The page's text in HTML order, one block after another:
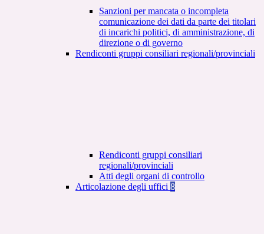
Sanzioni per mancata o incompleta
comunicazione dei dati da parte dei titolari
di incarichi politici, di amministrazione, di
direzione o di governo
Rendiconti gruppi consiliari regionali/provinciali
Rendiconti gruppi consiliari
regionali/provinciali
Atti degli organi di controllo
Articolazione degli uffici 8